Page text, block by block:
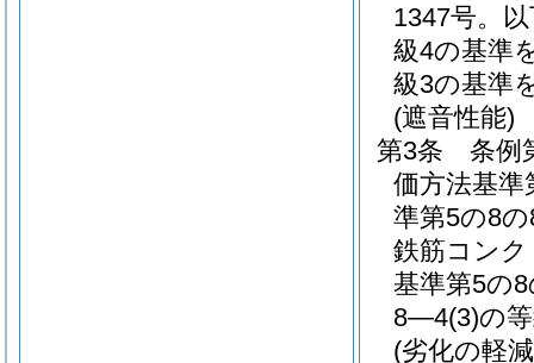
1347号。
級4の基準
級3の基準
(遮音性能)
第3条
条例
価方法基
準第5の8
鉄筋コン
基準第5の
8―4(3)の
(劣化の軽